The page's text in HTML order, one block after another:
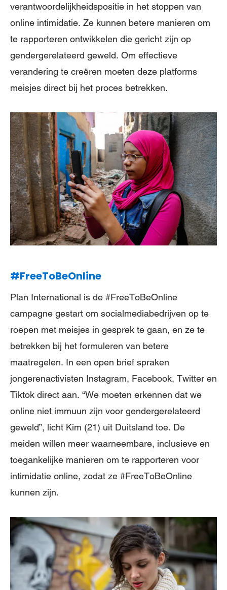
verantwoordelijkheidspositie in het stoppen van
online intimidatie. Ze kunnen betere manieren om
te rapporteren ontwikkelen die gericht zijn op
gendergerelateerd geweld. Om effectieve
verandering te creëren moeten deze platforms
meisjes direct bij het proces betrekken.
#FreeToBeOnline
Plan International is de #FreeToBeOnline
campagne gestart om socialmediabedrijven op te
roepen met meisjes in gesprek te gaan, en ze te
betrekken bij het formuleren van betere
maatregelen. In een open brief spraken
jongerenactivisten Instagram, Facebook, Twitter en
Tiktok direct aan. “We moeten erkennen dat we
online niet immuun zijn voor gendergerelateerd
geweld”, licht Kim (21) uit Duitsland toe. De
meiden willen meer waarneembare, inclusieve en
toegankelijke manieren om te rapporteren voor
intimidatie online, zodat ze #FreeToBeOnline
kunnen zijn.